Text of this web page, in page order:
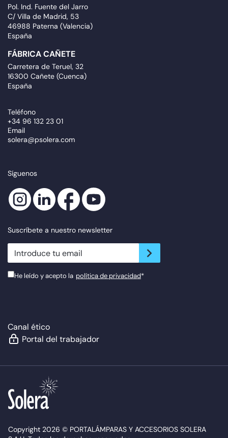
Pol. Ind. Fuente del Jarro
C/ Villa de Madrid, 53
46988 Paterna (Valencia)
España
FÁBRICA CAÑETE
Carretera de Teruel, 32
16300 Cañete (Cuenca)
España
Teléfono
+34 96 132 23 01
Email
solera@psolera.com
Síguenos
Suscríbete a nuestro newsletter
newsletter.suscribe
He leído y acepto la política de privacidad*
Canal ético
Portal del trabajador
Copyright 2026 © PORTALÁMPARAS Y ACCESORIOS SOLERA